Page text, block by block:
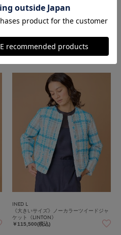
再値下げ
INED L
《大きいサイズ》リネンスペンサージャケ
ット《PONTETORTO》
INED L
《大きいサイズ》ノーカラーツイードジャ
ケット《LINTON》
￥115,500(税込)